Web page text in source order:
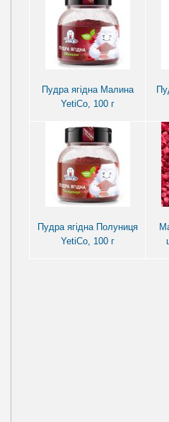
Пудра ягідна Малина
YetiCo, 100 г
Пудра ягідна Полуниця
YetiCo, 100 г